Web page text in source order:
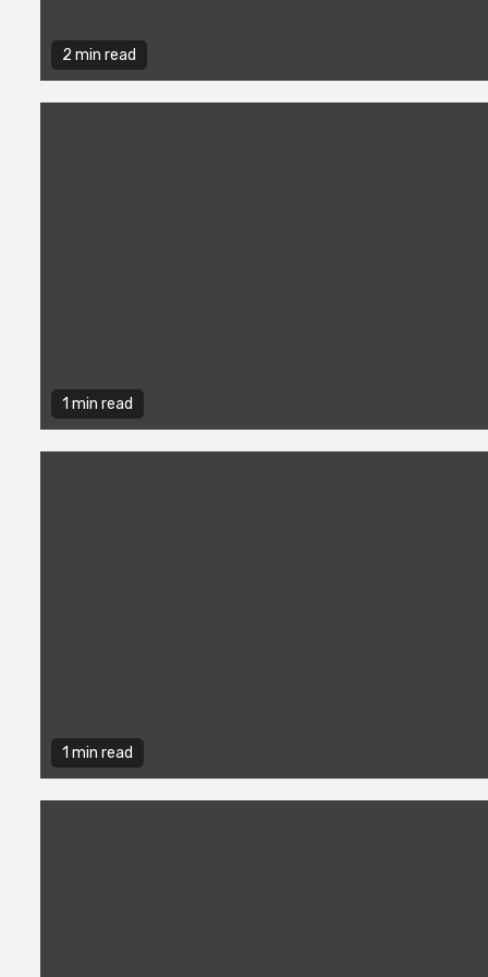
2 min read
1 min read
1 min read